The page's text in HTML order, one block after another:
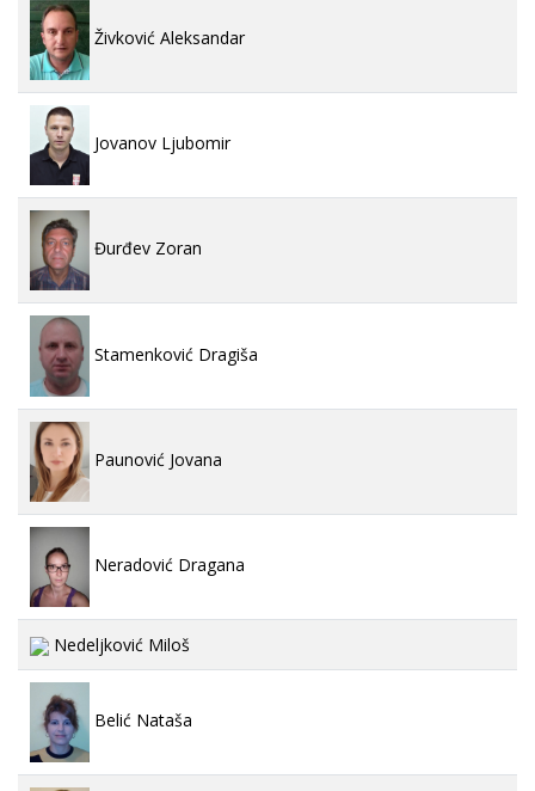
Živković Aleksandar
Jovanov Ljubomir
Đurđev Zoran
Stamenković Dragiša
Paunović Jovana
Neradović Dragana
Nedeljković Miloš
Belić Nataša